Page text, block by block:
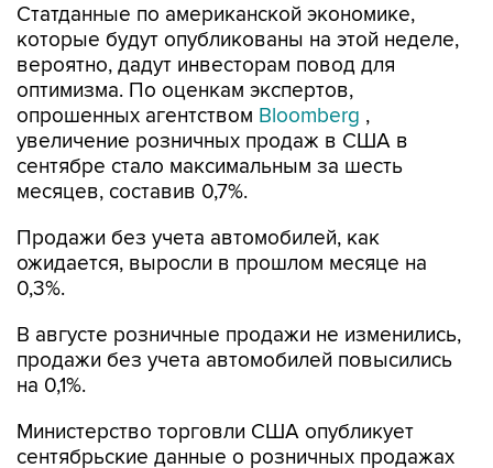
Статданные по американской экономике,
которые будут опубликованы на этой неделе,
вероятно, дадут инвесторам повод для
оптимизма. По оценкам экспертов,
опрошенных агентством Bloomberg ,
увеличение розничных продаж в США в
сентябре стало максимальным за шесть
месяцев, составив 0,7%.
Продажи без учета автомобилей, как
ожидается, выросли в прошлом месяце на
0,3%.
В августе розничные продажи не изменились,
продажи без учета автомобилей повысились
на 0,1%.
Министерство торговли США опубликует
сентябрьские данные о розничных продажах